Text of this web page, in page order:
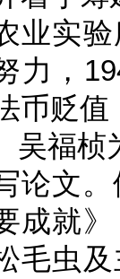
业实
力，
币贬值
吴福桢
论文
成就
毛虫